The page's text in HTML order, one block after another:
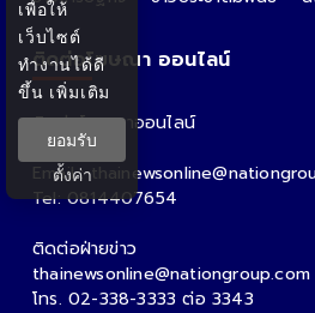
ติดต่อโฆษณา ออนไลน์
ติดต่อโฆษณาออนไลน์
คุณอ้อ
Email :
Tel: 0814407654
ติดต่อฝ่ายข่าว
thainewsonline@nationgroup.com
โทร. 02-338-3333 ต่อ 3343
เพื่อให้
เว็บไซต์
ทำงานได้ดี
ขึ้น เพิ่มเติม
ยอมรับ
ตั้งค่า